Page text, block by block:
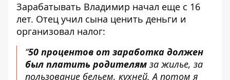
Зарабатывать Владимир начал еще с 16
лет. Отец учил сына ценить деньги и
организовал налог:
“50 процентов от заработка должен
был платить родителям за жилье, за
пользование бельем, кухней. А потом я